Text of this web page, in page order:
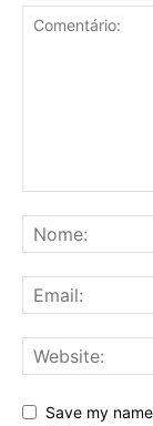
Save my